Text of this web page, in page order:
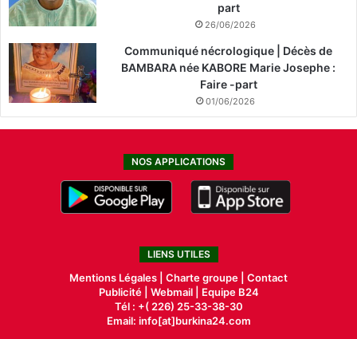
part
26/06/2026
Communiqué nécrologique | Décès de
BAMBARA née KABORE Marie Josephe :
Faire -part
01/06/2026
NOS APPLICATIONS
LIENS UTILES
Mentions Légales | Charte groupe | Contact
Publicité| Webmail |
Equipe B24
Tél : +( 226) 25-33-38-30
Email: info[at]burkina24.com